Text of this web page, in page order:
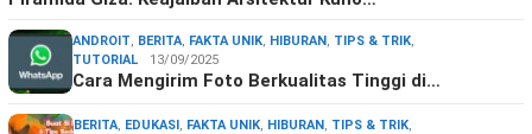
ANDROIT, BERITA, FAKTA UNIK, HIBURAN, TIPS & TRIK,
TUTORIAL
13/09/2025
Cara Mengirim Foto Berkualitas Tinggi di…
BERITA, EDUKASI, FAKTA UNIK, HIBURAN, TIPS & TRIK,